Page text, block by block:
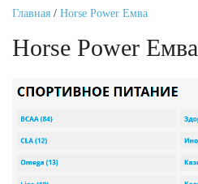
Главная / Horse Power Емва
Horse Power Емва